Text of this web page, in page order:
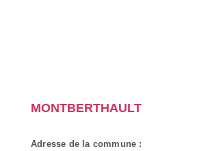
MONTBERTHAULT
Adresse de la commune :